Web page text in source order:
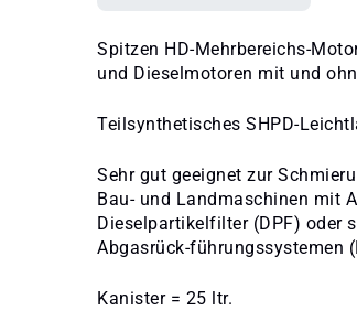
Spitzen HD-Mehrbereichs-
und Dieselmotoren mit und
Teilsynthetisches SHPD-
Sehr gut geeignet zur
Bau- und Landmaschinen mit
Dieselpartikelfilter (DPF) oder
Abgasrück-führungssystemen
Kanister = 25 ltr.